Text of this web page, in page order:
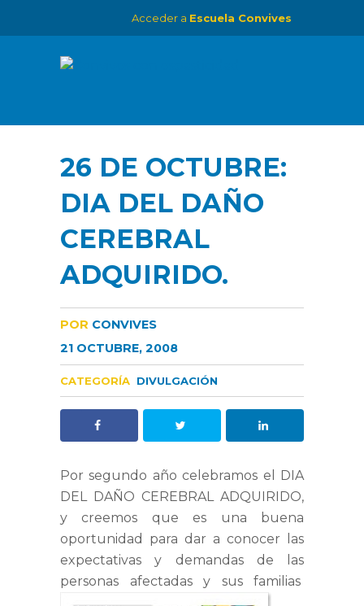
Acceder a Escuela Convives
26 DE OCTUBRE:
DIA DEL DAÑO
CEREBRAL
ADQUIRIDO.
POR CONVIVES
21 OCTUBRE, 2008
CATEGORÍA DIVULGACIÓN
Por segundo año celebramos el DIA
DEL DAÑO CEREBRAL ADQUIRIDO,
y creemos que es una buena
oportunidad para dar a conocer las
expectativas y demandas de las
personas afectadas y sus familias